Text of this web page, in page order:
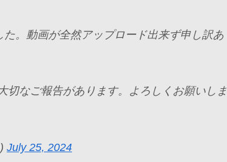
。動画が全然アップロード出来ず申し訳あ
なご報告があります。よろしくお願いしま
July 25, 2024